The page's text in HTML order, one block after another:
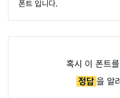
폰트 입니다.
혹시 이 폰트
정답을 알